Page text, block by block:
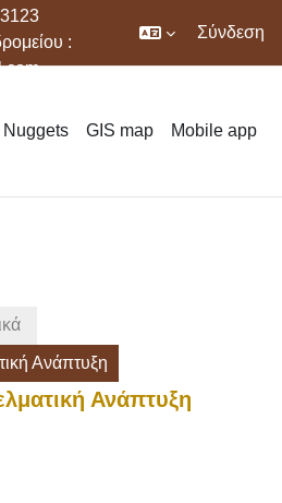
:
Σύνδεση
Nuggets GIS map Mobile app
Ανάπτυξη
Ανάπτυξη